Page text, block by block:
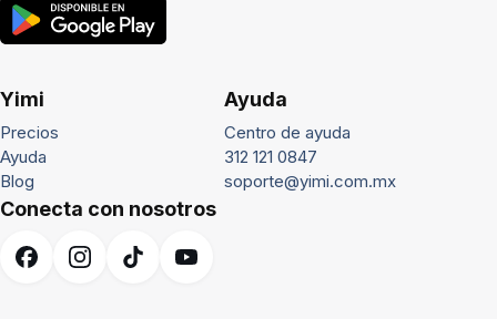
Yimi
Precios
Ayuda
Blog
Ayuda
Centro de ayuda
312 121 0847
soporte@yimi.com.mx
Conecta con nosotros